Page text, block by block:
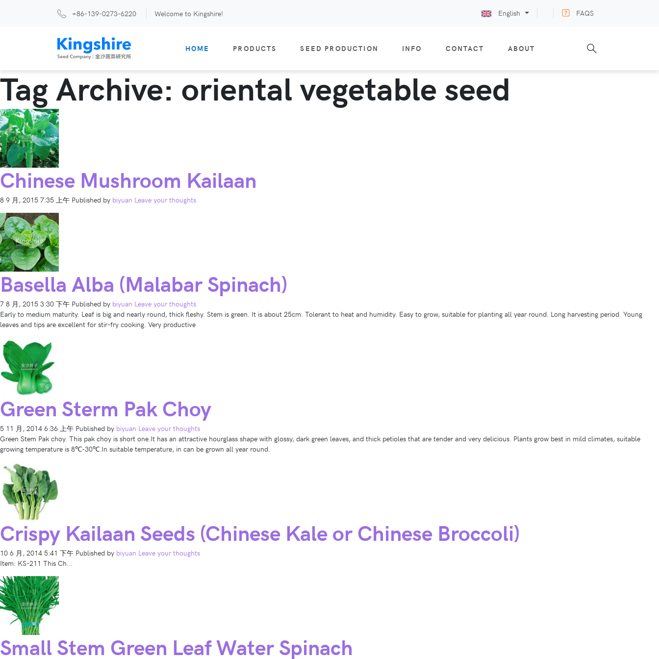
+86-139-0273-6220 Welcome to Kingshire! English FAQS
HOME PRODUCTS SEED PRODUCTION INFO CONTACT ABOUT
Tag Archive: oriental vegetable seed
Chinese Mushroom Kailaan
8 9 月, 2015 7:35 上午 Published by biyuan Leave your thoughts
Basella Alba (Malabar Spinach)
7 8 月, 2015 3:30 下午 Published by biyuan Leave your thoughts
Early to medium maturity. Leaf is big and nearly round, thick fleshy. Stem is green. It is about 25cm. Tolerant to heat and humidity. Easy to grow, suitable for planting all year round. Long harvesting period. Young
leaves and tips are excellent for stir-fry cooking. Very productive
Green Sterm Pak Choy
5 11 月, 2014 6:36 上午 Published by biyuan Leave your thoughts
Green Stem Pak choy. This pak choy is short one.It has an attractive hourglass shape with glossy, dark green leaves, and thick petioles that are tender and very delicious. Plants grow best in mild climates, suitable
growing temperature is 8℃-30℃.In suitable temperature, in can be grown all year round.
Crispy Kailaan Seeds (Chinese Kale or Chinese Broccoli)
10 6 月, 2014 5:41 下午 Published by biyuan Leave your thoughts
Item: KS-211 This Ch...
Small Stem Green Leaf Water Spinach